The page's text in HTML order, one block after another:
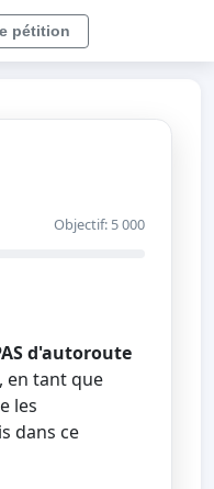
pétition
Objectif: 5 000
d'autoroute
, en tant que
les
dans ce